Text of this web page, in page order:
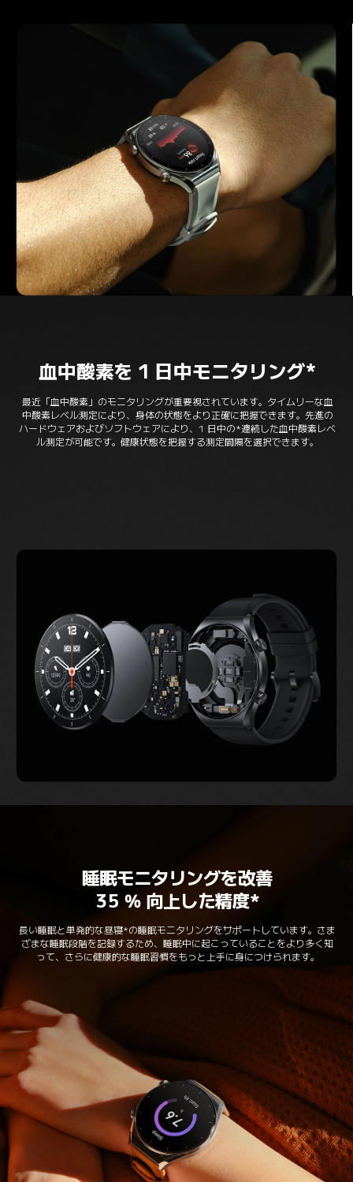
血中酸素を 1 日中モニタリング*
最近「血中酸素」のモニタリングが重要視されています。タイムリーな血
中酸素レベル測定により、身体の状態をより正確に把握できます。先進の
ハードウェアおよびソフトウェアにより、1 日中の*連続した血中酸素レベ
ル測定が可能です。健康状態を把握する測定間隔を選択できます。
睡眠モニタリングを改善
35 % 向上した精度*
長い睡眠と単発的な昼寝*の睡眠モニタリングをサポートしています。さま
ざまな睡眠段階を記録するため、睡眠中に起こっていることをより多く知
って、さらに健康的な睡眠習慣をもっと上手に身につけられます。